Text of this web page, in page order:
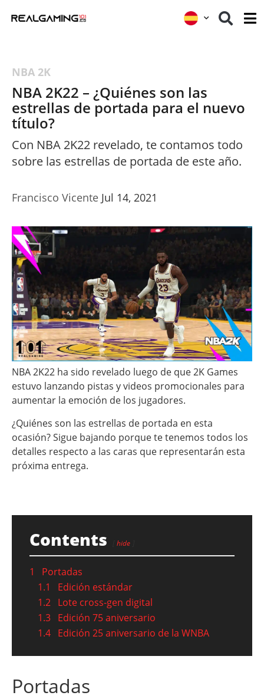
NBA 2K
NBA 2K22 – ¿Quiénes son las
estrellas de portada para el nuevo
título?
Con NBA 2K22 revelado, te contamos todo
sobre las estrellas de portada de este año.
Francisco Vicente Jul 14, 2021
NBA 2K22 ha sido revelado luego de que 2K Games
estuvo lanzando pistas y videos promocionales para
aumentar la emoción de los jugadores.
¿Quiénes son las estrellas de portada en esta
ocasión? Sigue bajando porque te tenemos todos los
detalles respecto a las caras que representarán esta
próxima entrega.
Contents hide
1
Portadas
1.1
Edición estándar
1.2 Lote cross-gen digital
1.3 Edición 75 aniversario
1.4 Edición 25 aniversario de la WNBA
Portadas